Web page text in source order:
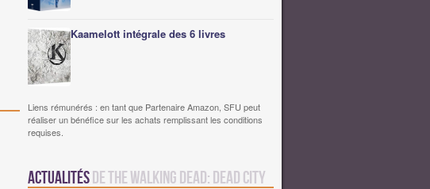
Kaamelott intégrale des 6 livres
Liens rémunérés : en tant que Partenaire Amazon, SFU peut
réaliser un bénéfice sur les achats remplissant les conditions
requises.
Actualitésde The Walking Dead: Dead City